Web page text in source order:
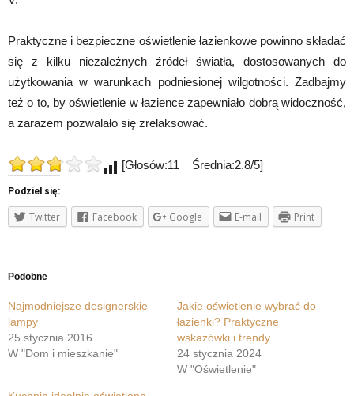
Praktyczne i bezpieczne oświetlenie łazienkowe powinno składać
się z kilku niezależnych źródeł światła, dostosowanych do
użytkowania w warunkach podniesionej wilgotności. Zadbajmy
też o to, by oświetlenie w łazience zapewniało dobrą widoczność,
a zarazem pozwalało się zrelaksować.
[Głosów:11 Średnia:2.8/5]
Podziel się:
Twitter Facebook Google E-mail Print
Podobne
Najmodniejsze designerskie
lampy
25 stycznia 2016
W "Dom i mieszkanie"
Jakie oświetlenie wybrać do
łazienki? Praktyczne
wskazówki i trendy
24 stycznia 2024
W "Oświetlenie"